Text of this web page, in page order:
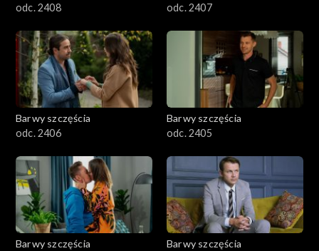
odc. 2408
odc. 2407
Barwy szczęścia
odc. 2406
Barwy szczęścia
odc. 2405
Barwy szczęścia
Barwy szczęścia